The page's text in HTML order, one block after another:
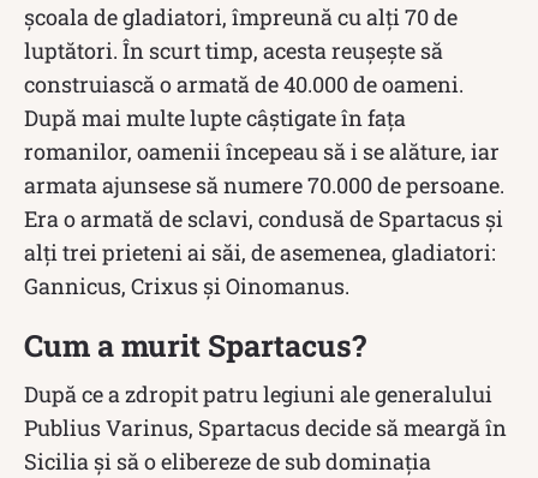
școala de gladiatori, împreună cu alți 70 de
luptători. În scurt timp, acesta reușește să
construiască o armată de 40.000 de oameni.
După mai multe lupte câștigate în fața
romanilor, oamenii începeau să i se alăture, iar
armata ajunsese să numere 70.000 de persoane.
Era o armată de sclavi, condusă de Spartacus și
alți trei prieteni ai săi, de asemenea, gladiatori:
Gannicus, Crixus și Oinomanus.
Cum a murit Spartacus?
După ce a zdropit patru legiuni ale generalului
Publius Varinus, Spartacus decide să meargă în
Sicilia și să o elibereze de sub dominația